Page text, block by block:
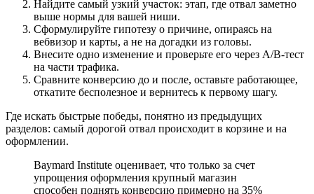
Найдите самый узкий участок: этап, где отвал заметно
выше нормы для вашей ниши.
Сформулируйте гипотезу о причине, опираясь на
вебвизор и карты, а не на догадки из головы.
Внесите одно изменение и проверьте его через A/B-тест
на части трафика.
Сравните конверсию до и после, оставьте работающее,
откатите бесполезное и вернитесь к первому шагу.
Где искать быстрые победы, понятно из предыдущих
разделов: самый дорогой отвал происходит в корзине и на
оформлении.
Baymard Institute оценивает, что только за счет
упрощения оформления крупный магазин
способен поднять конверсию примерно на 35%